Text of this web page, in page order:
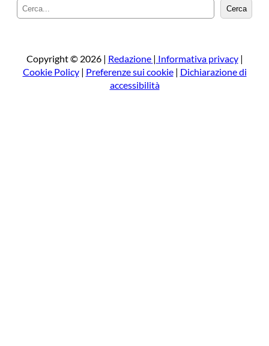
e
a
Cerca
Copyright © 2026 | Redazione | Informativa privacy|
Cookie Policy| Preferenze sui cookie| Dichiarazione di
accessibilità